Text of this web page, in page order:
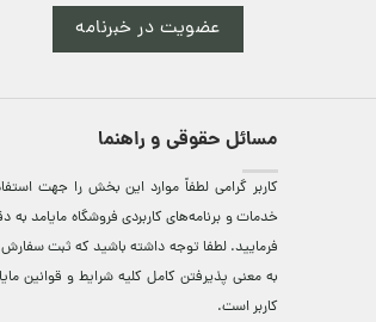
عضویت در خبرنامه
مسائل حقوقی و راهنما
کاربر گرامی لطفاً موارد این بخش را جهت
خدمات و برنامه‌‏های کاربردی فروشگاه مایامد به
فرمایید. لطفا توجه داشته باشید که ثبت
به معنی پذیرفتن کامل کلیه شرایط و قوانین
کاربر است.